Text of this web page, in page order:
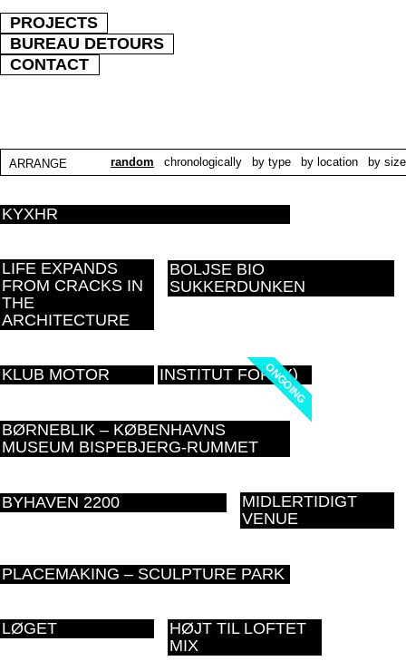
PROJECTS
BUREAU DETOURS
CONTACT
ARRANGE random chronologically by type by location by size
KYXHR
LIFE EXPANDS
FROM CRACKS IN
THE
ARCHITECTURE
BOLJSE BIO
SUKKERDUNKEN
KLUB MOTOR ONGOING
ONGOING
INSTITUT FOR (X)
BØRNEBLIK – KØBENHAVNS
MUSEUM BISPEBJERG-RUMMET
BYHAVEN 2200
MIDLERTIDIGT
VENUE
PLACEMAKING – SCULPTURE PARK
LØGET
HØJT TIL LOFTET
MIX